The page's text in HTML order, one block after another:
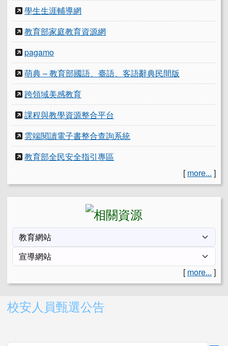
學生生涯輔導網
教育部家庭教育資源網
pagamo
萌典 – 教育部國語、臺語、客語辭典民間版
跨領域美感教育
課程與教學資源整合平台
雲端閱讀電子書整合查詢系統
教育部全民安全指引專區
[ more... ]
[ more... ]
右邊區域內容
校安人員甄選公告